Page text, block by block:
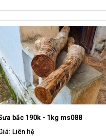
bắc 190k - 1kg ms088
Liên hệ